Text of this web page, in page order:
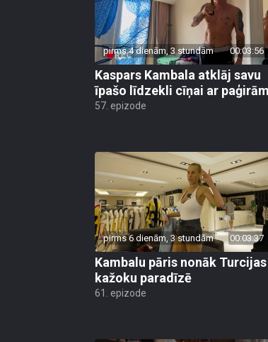
pirms 4 dienām, 3 stundām 00:03:56
Kaspars Kambala atklāj savu
īpašo līdzekli cīņai ar paģirām
57. epizode
pirms 6 dienām, 3 stundām 00:03:37
Kambalu pāris nonāk Turcijas
kažoku paradīzē
61. epizode